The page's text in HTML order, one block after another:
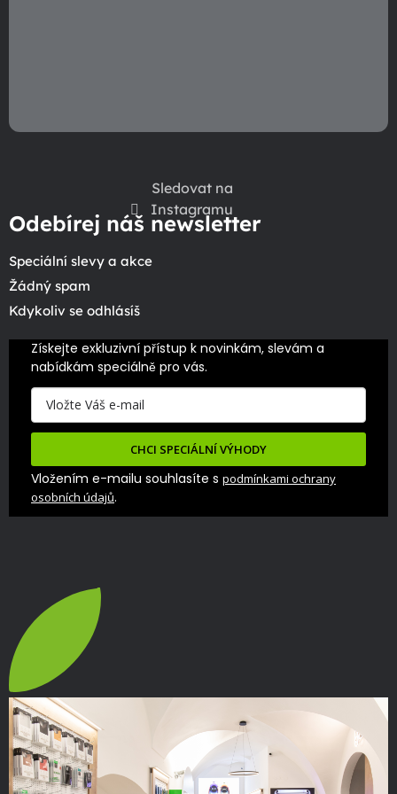
Sledovat na
Instagramu
Odebírej náš newsletter
Speciální slevy a akce
Žádný spam
Kdykoliv se odhlásíš
Získejte exkluzivní přístup k novinkám, slevám a
nabídkám speciálně pro vás.
CHCI SPECIÁLNÍ VÝHODY
Vložením e-mailu souhlasíte s podmínkami ochrany
osobních údajů.